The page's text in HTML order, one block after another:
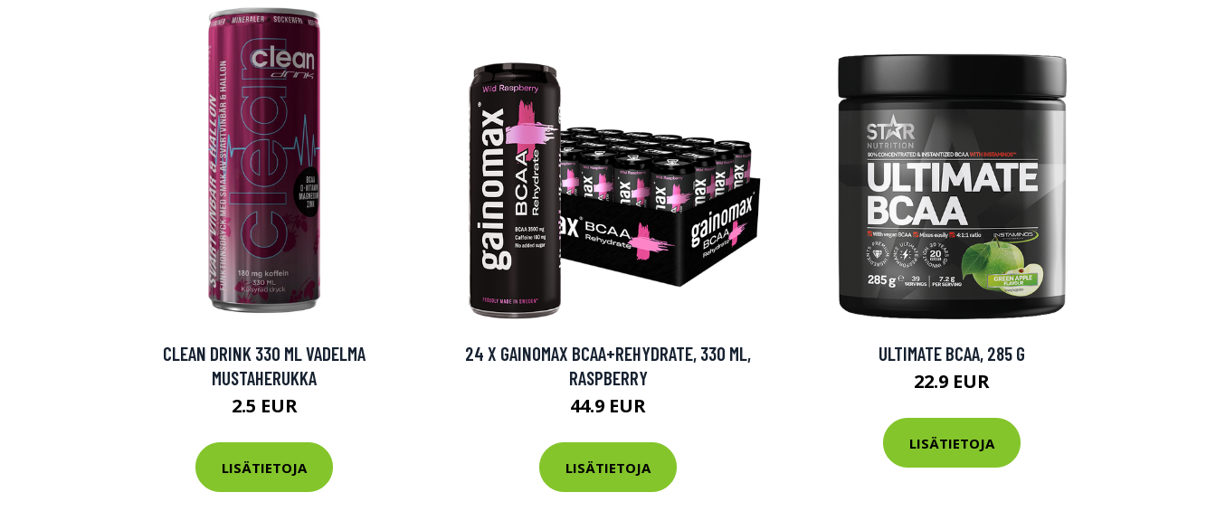
CLEAN DRINK 330 ML VADELMA
MUSTAHERUKKA
2.5 EUR
LISÄTIETOJA
24 X GAINOMAX BCAA+REHYDRATE, 330 ML,
RASPBERRY
44.9 EUR
LISÄTIETOJA
ULTIMATE BCAA, 285 G
22.9 EUR
LISÄTIETOJA
Erikoistarjous
Sponsoriltamme
IdealofMeD Kauppa
Kaikki IdealofMeDin tuotteet -20 %!
Varaa terveystarkastus
nyt vain 200 €
KATSO TARJOUS